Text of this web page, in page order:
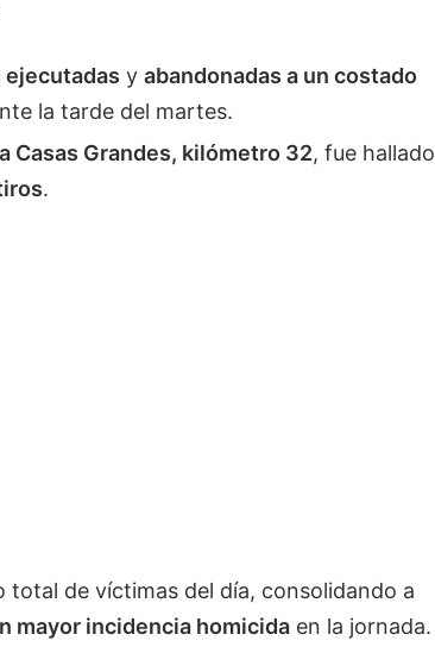
ejecutadas y abandonadas a un costado
la tarde del martes.
Casas Grandes, kilómetro 32, fue hallado
.
de víctimas del día, consolidando a
mayor incidencia homicida en la jornada.